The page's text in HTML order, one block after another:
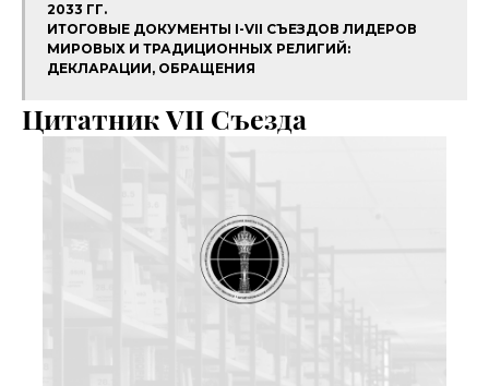
2033 ГГ.
ИТОГОВЫЕ ДОКУМЕНТЫ I-VII СЪЕЗДОВ ЛИДЕРОВ
МИРОВЫХ И ТРАДИЦИОННЫХ РЕЛИГИЙ:
ДЕКЛАРАЦИИ, ОБРАЩЕНИЯ
Цитатник VII Съезда